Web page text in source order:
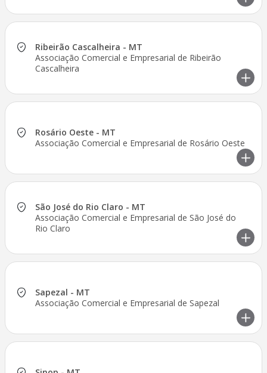
Ribeirão Cascalheira - MT
Associação Comercial e Empresarial de Ribeirão
Cascalheira
Rosário Oeste - MT
Associação Comercial e Empresarial de Rosário Oeste
São José do Rio Claro - MT
Associação Comercial e Empresarial de São José do
Rio Claro
Sapezal - MT
Associação Comercial e Empresarial de Sapezal